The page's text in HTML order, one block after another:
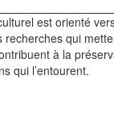
est orienté
qui
à la
qui l’entourent.